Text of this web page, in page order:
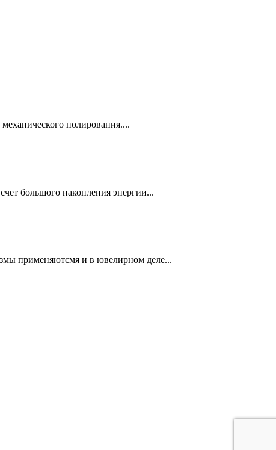
полирования....
большого накопления энергии...
применяютсмя и в ювелирном деле...